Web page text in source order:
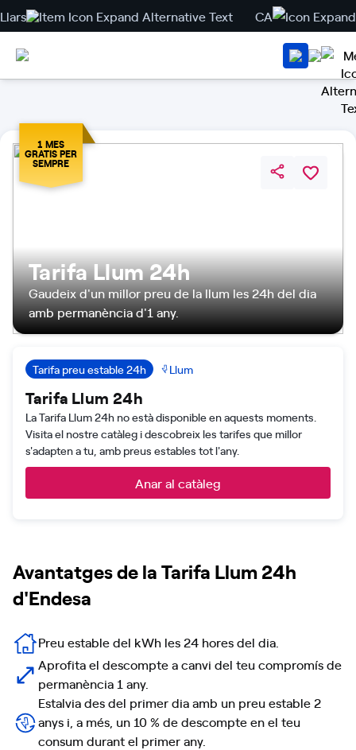
Llars CA
1 MES
GRATIS PER
SEMPRE
Tarifa Llum 24h
Gaudeix d'un millor preu de la llum les 24h del dia
amb permanència d'1 any.
Tarifa preu estable 24h Llum
Tarifa Llum 24h
La Tarifa Llum 24h no està disponible en aquests moments.
Visita el nostre catàleg i descobreix les tarifes que millor
s'adapten a tu, amb preus estables tot l'any.
Anar al catàleg
Avantatges de la Tarifa Llum 24h
d'Endesa
Preu estable del kWh les 24 hores del dia.
Aprofita el descompte a canvi del teu compromís de
permanència 1 any.
Estalvia des del primer dia amb un preu estable 2
anys i, a més, un 10 % de descompte en el teu
consum durant el primer any.